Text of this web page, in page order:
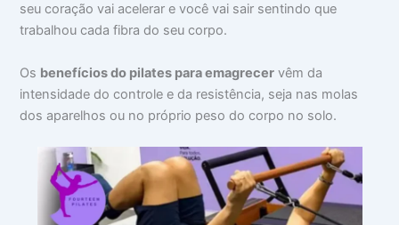
seu coração vai acelerar e você vai sair sentindo que
trabalhou cada fibra do seu corpo.
Os benefícios do pilates para emagrecer vêm da
intensidade do controle e da resistência, seja nas molas
dos aparelhos ou no próprio peso do corpo no solo.